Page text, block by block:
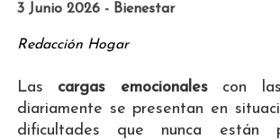
3 Junio 2026 - Bienestar
Redacción Hogar
Las cargas emocionalescon las
diariamente se presentan en
dificultades que nunca están